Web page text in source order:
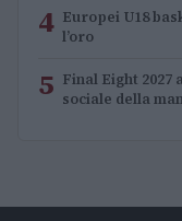
4 Europei U18
l’oro
5 Final Eight 2027
sociale della